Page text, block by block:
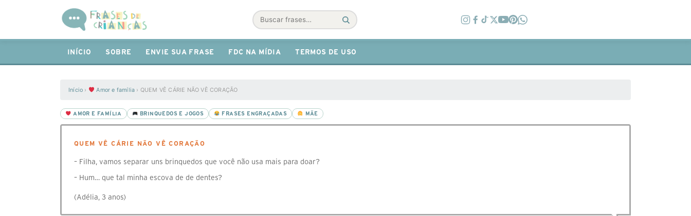
Buscar
INÍCIO SOBRE ENVIE SUA FRASE FDC NA MÍDIA TERMOS DE USO
Início › Amor e família › QUEM VÊ CÁRIE NÃO VÊ CORAÇÃO
AMOR E FAMÍLIA BRINQUEDOS E JOGOS FRASES ENGRAÇADAS MÃE
QUEM VÊ CÁRIE NÃO VÊ CORAÇÃO
– Filha, vamos separar uns brinquedos que você não usa mais para doar?
– Hum… que tal minha escova de de dentes?
(Adélia, 3 anos)